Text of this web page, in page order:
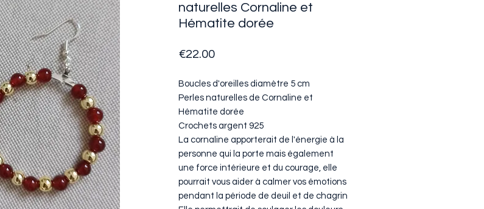
naturelles Cornaline et
Hématite dorée
€22.00Price
Boucles d'oreilles diamètre 5 cm
Perles naturelles de Cornaline et
Hématite dorée
Crochets argent 925
La cornaline apporterait de l'énergie à la
personne qui la porte mais également
une force intérieure et du courage, elle
pourrait vous aider à calmer vos émotions
pendant la période de deuil et de chagrin